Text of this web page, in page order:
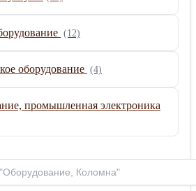
(12)
оборудование (4)
промышленная электроника